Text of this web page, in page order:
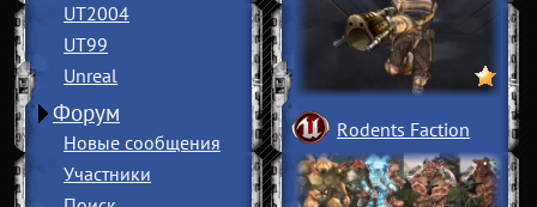
UT2004
UT99
Unreal
Форум
Новые сообщения
Участники
Rodents Faction